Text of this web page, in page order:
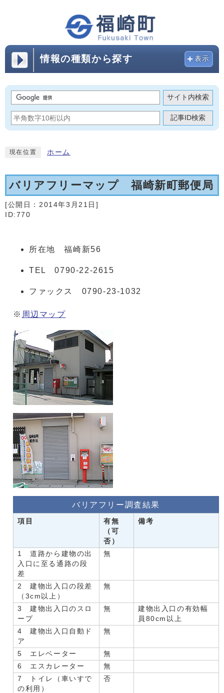
情報の種類から探す 表示
サイト内検索
記事ID検索
現在位置 ホーム
バリアフリーマップ 福崎新町郵便局
[公開日： 2014年3月21日 ]
ID:770
所在地 福崎新56
TEL 0790-22-2615
ファックス 0790-23-1032
※ 周辺マップ
バリアフリー調査結果
項目
有無
（可
否）
備考
1 道路から建物の出
入口に至る通路の段
差
無
2 建物出入口の段差
（3cm以上）
無
3 建物出入口のスロ
ープ
無
建物出入口の有効幅
員80cm以上
4 建物出入口自動ド
ア
無
5 エレベーター
無
6 エスカレーター
無
7 トイレ（車いすで
の利用）
否